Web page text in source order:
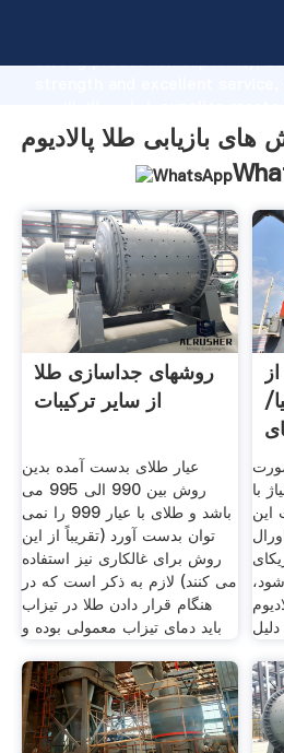
strong production capability,
values to all of customers.
روشهای جداسازی طلا
از سایر ترکیبات
عیار طلای بدست آمده بدین
روش بین 990 الی 995 می
باشد و طلای با عیار 999 را نمی
توان بدست آورد (تقریباً از این
روش برای غالکاری نیز استفاده
می کنند) لازم به ذکر است که در
هنگام قرار دادن طلا در تیزاب
باید دمای تیزاب معمولی بوده و
با
این